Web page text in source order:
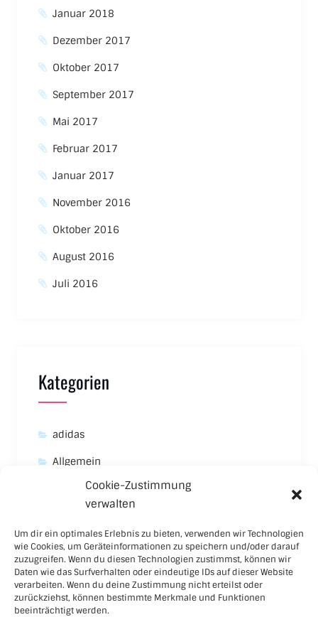
Cookie-Zustimmung
verwalten
Um dir ein optimales Erlebnis zu bieten, verwenden wir Technologien
wie Cookies, um Geräteinformationen zu speichern und/oder darauf
zuzugreifen. Wenn du diesen Technologien zustimmst, können wir
Daten wie das Surfverhalten oder eindeutige IDs auf dieser Website
verarbeiten. Wenn du deine Zustimmung nicht erteilst oder
zurückziehst, können bestimmte Merkmale und Funktionen
beeinträchtigt werden.
Januar 2018
Dezember 2017
Oktober 2017
September 2017
Mai 2017
Februar 2017
Januar 2017
November 2016
Oktober 2016
August 2016
Juli 2016
Kategorien
adidas
Allgemein
New Balance
Nike
Puma